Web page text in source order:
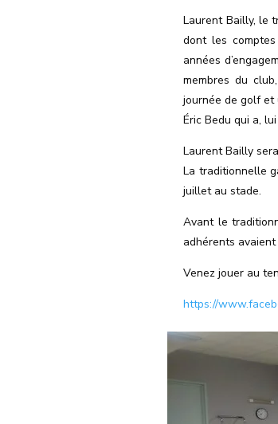
Laurent Bailly, le
dont les
années
membres du
journée de golf et
Éric Bedu qui a,
Laurent Bailly
La traditionnelle
juillet au stade.
Avant le
adhérents
Venez jouer au
https://